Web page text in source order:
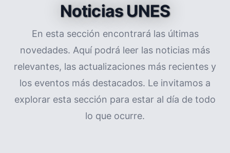
Noticias UNES
En esta sección encontrará las últimas
novedades. Aquí podrá leer las noticias más
relevantes, las actualizaciones más recientes y
los eventos más destacados. Le invitamos a
explorar esta sección para estar al día de todo
lo que ocurre.